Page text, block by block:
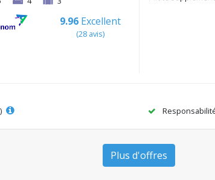
9.96 Excellent
(28 avis)
Plus d'offres